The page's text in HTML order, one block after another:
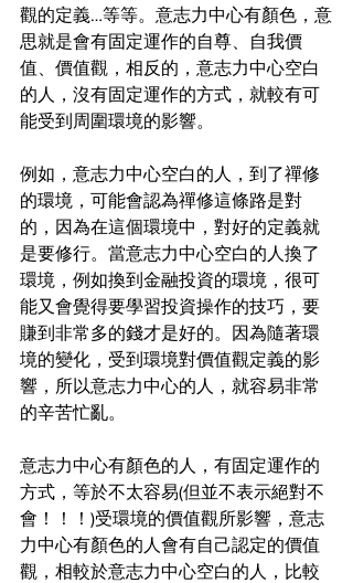
觀的定義…等等。意志力中心有顏色，意
思就是會有固定運作的自尊、自我價
值、價值觀，相反的，意志力中心空白
的人，沒有固定運作的方式，就較有可
能受到周圍環境的影響。
例如，意志力中心空白的人，到了禪修
的環境，可能會認為禪修這條路是對
的，因為在這個環境中，對好的定義就
是要修行。當意志力中心空白的人換了
環境，例如換到金融投資的環境，很可
能又會覺得要學習投資操作的技巧，要
賺到非常多的錢才是好的。因為隨著環
境的變化，受到環境對價值觀定義的影
響，所以意志力中心的人，就容易非常
的辛苦忙亂。
意志力中心有顏色的人，有固定運作的
方式，等於不太容易(但並不表示絕對不
會！！！)受環境的價值觀所影響，意志
力中心有顏色的人會有自己認定的價值
觀，相較於意志力中心空白的人，比較